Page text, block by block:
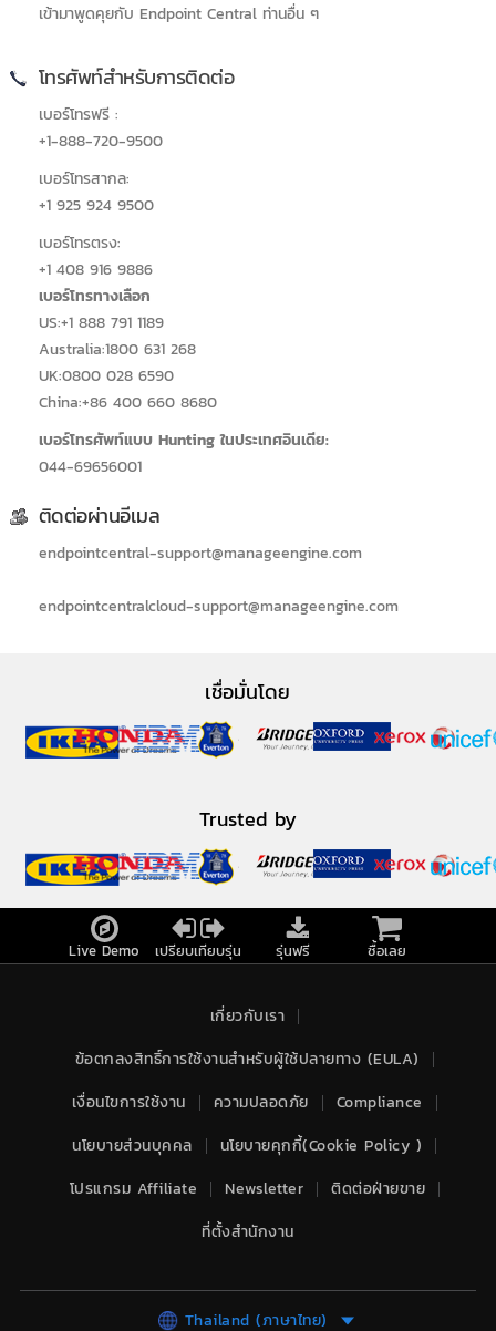
เข้ามาพูดคุยกับ Endpoint Central ท่านอื่น ๆ
โทรศัพท์สำหรับการติดต่อ
เบอร์โทรฟรี :
+1-888-720-9500
เบอร์โทรสากล:
+1 925 924 9500
เบอร์โทรตรง:
+1 408 916 9886
เบอร์โทรทางเลือก
US:+1 888 791 1189
Australia:1800 631 268
UK:0800 028 6590
China:+86 400 660 8680
เบอร์โทรศัพท์แบบ Hunting ในประเทศอินเดีย:
044-69656001
ติดต่อผ่านอีเมล
endpointcentral-support@manageengine.com
endpointcentralcloud-support@manageengine.com
เชื่อมั่นโดย
Trusted by
Live Demo เปรียบเทียบรุ่น รุ่นฟรี ซื้อเลย
เกี่ยวกับเรา
ข้อตกลงสิทธิ์การใช้งานสำหรับผู้ใช้ปลายทาง (EULA)
เงื่อนไขการใช้งาน
ความปลอดภัย
Compliance
นโยบายส่วนบุคคล
นโยบายคุกกี้(Cookie Policy )
โปรแกรม Affiliate
Newsletter
ติดต่อฝ่ายขาย
ที่ตั้งสำนักงาน
Thailand (ภาษาไทย)